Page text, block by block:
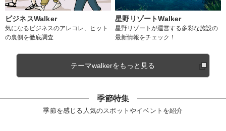
ビジネスWalker
気になるビジネスのアレコレ、ヒット
の裏側を徹底調査
星野リゾートWalker
星野リゾートが運営する多彩な施設の
最新情報をチェック！
テーマwalkerをもっと見る
季節特集
季節を感じる人気のスポットやイベントを紹介